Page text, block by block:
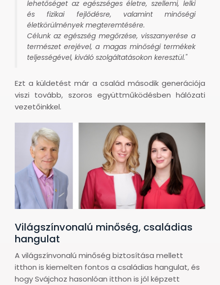
lehetőséget az egészséges életre, szellemi, lelki
és fizikai fejlődésre, valamint minőségi
életkörülmények megteremtésére.
Célunk az egészség megőrzése, visszanyerése a
természet erejével, a magas minőségi termékek
teljességével, kiváló szolgáltatásokon keresztül."
Ezt a küldetést már a család második generációja
viszi tovább, szoros együttműködésben hálózati
vezetőinkkel.
Világszínvonalú minőség, családias
hangulat
A világszínvonalú minőség biztosítása mellett
itthon is kiemelten fontos a családias hangulat, és
hogy Svájchoz hasonlóan itthon is jól képzett